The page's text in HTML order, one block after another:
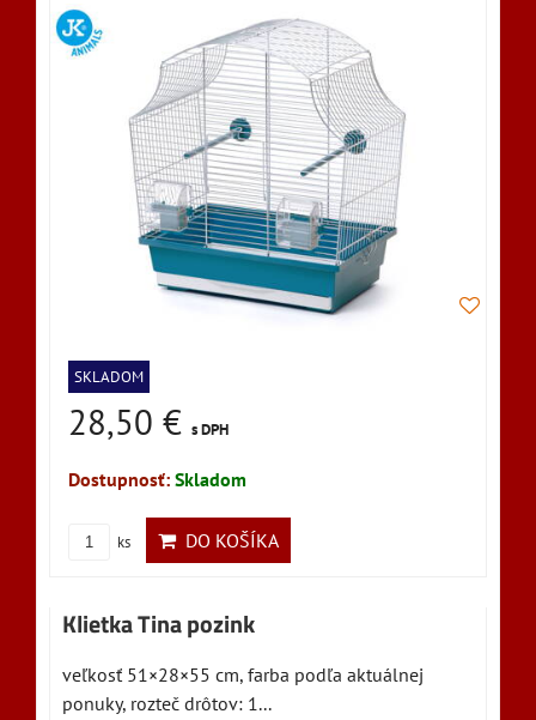
SKLADOM
28,50 € s DPH
Dostupnosť: Skladom
ks DO KOŠÍKA
Klietka Tina pozink
veľkosť 51×28×55 cm, farba podľa aktuálnej
ponuky, rozteč drôtov: 1...